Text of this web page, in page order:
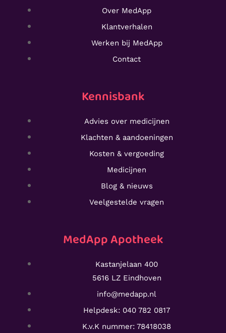
Over MedApp
Klantverhalen
Werken bij MedApp
Contact
Kennisbank
Advies over medicijnen
Klachten & aandoeningen
Kosten & vergoeding
Medicijnen
Blog & nieuws
Veelgestelde vragen
MedApp Apotheek
Kastanjelaan 400
5616 LZ Eindhoven
info@medapp.nl
Helpdesk: 040 782 0817
K.v.K nummer: 78418038